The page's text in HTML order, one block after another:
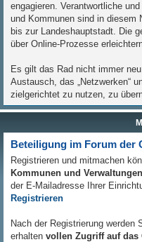
engagieren. Verantwortliche
und Kommunen sind in diesem
bis zur Landeshauptstadt. Die
über Online-Prozesse
Es gilt das Rad nicht immer
Austausch, das „Netzwerken“
zielgerichtet zu nutzen, zu
Beteiligung im Forum der
Registrieren und mitmachen
Kommunen und Verwaltungen
der E-Mailadresse Ihrer
Registrieren
Nach der Registrierung werden
erhalten vollen Zugriff auf das